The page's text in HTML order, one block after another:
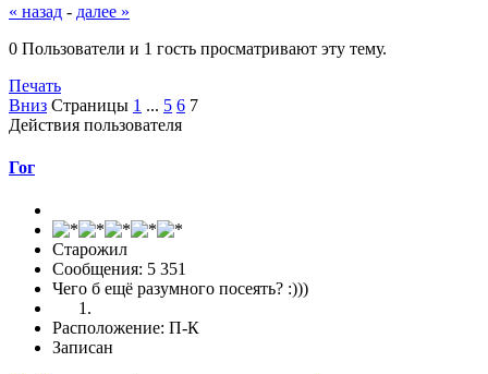
« назад - далее »
0 Пользователи и 1 гость просматривают эту тему.
Печать
Вниз Страницы 1 ... 5 6 7
Действия пользователя
Гог
Старожил
Сообщения: 5 351
Чего б ещё разумного посеять? :)))
Расположение: П-К
Записан